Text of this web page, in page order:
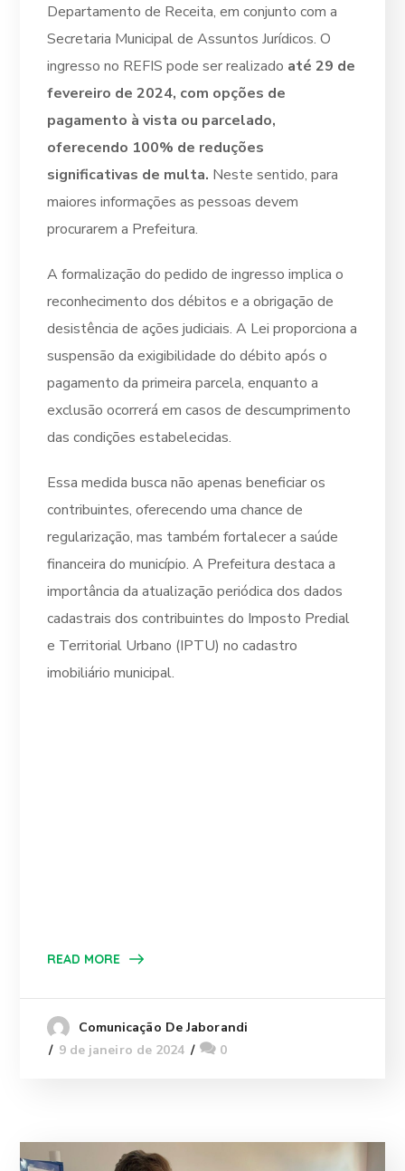
Departamento de Receita, em conjunto com a
Secretaria Municipal de Assuntos Jurídicos. O
ingresso no REFIS pode ser realizado até 29 de
fevereiro de 2024, com opções de
pagamento à vista ou parcelado,
oferecendo 100% de reduções
significativas de multa. Neste sentido, para
maiores informações as pessoas devem
procurarem a Prefeitura.
A formalização do pedido de ingresso implica o
reconhecimento dos débitos e a obrigação de
desistência de ações judiciais. A Lei proporciona a
suspensão da exigibilidade do débito após o
pagamento da primeira parcela, enquanto a
exclusão ocorrerá em casos de descumprimento
das condições estabelecidas.
Essa medida busca não apenas beneficiar os
contribuintes, oferecendo uma chance de
regularização, mas também fortalecer a saúde
financeira do município. A Prefeitura destaca a
importância da atualização periódica dos dados
cadastrais dos contribuintes do Imposto Predial
e Territorial Urbano (IPTU) no cadastro
imobiliário municipal.
READ MORE
Comunicação De Jaborandi
9 de janeiro de 2024
0